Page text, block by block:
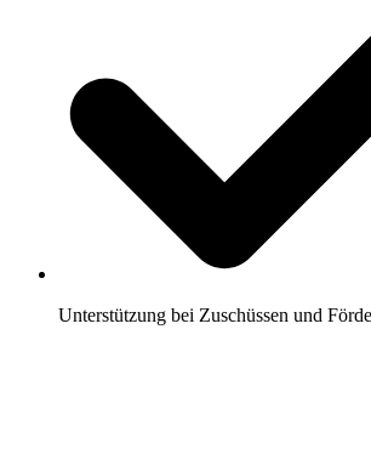
Unterstützung bei Zuschüssen und